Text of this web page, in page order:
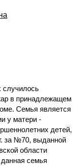
случилось
в принадлежащем
Семья является
у матери -
детей,
за №70, выданной
области
семья